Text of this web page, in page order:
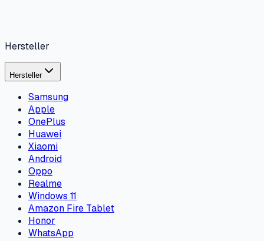
Hersteller
Hersteller
Samsung
Apple
OnePlus
Huawei
Xiaomi
Android
Oppo
Realme
Windows 11
Amazon Fire Tablet
Honor
WhatsApp